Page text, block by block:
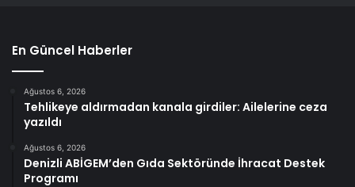
En Güncel Haberler
Ağustos 6, 2026
Tehlikeye aldırmadan kanala girdiler: Ailelerine ceza
yazıldı
Ağustos 6, 2026
Denizli ABİGEM’den Gıda Sektöründe İhracat Destek
Programı